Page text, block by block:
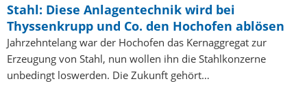
Stahl: Diese Anlagentechnik wird bei
Thyssenkrupp und Co. den Hochofen ablösen
Jahrzehntelang war der Hochofen das Kernaggregat zur
Erzeugung von Stahl, nun wollen ihn die Stahlkonzerne
unbedingt loswerden. Die Zukunft gehört…